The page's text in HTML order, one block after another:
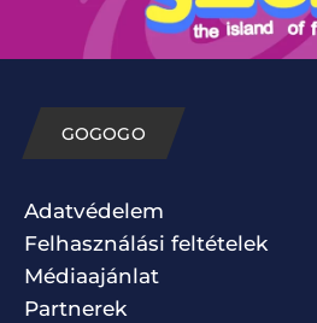
GOGOGO
Adatvédelem
Felhasználási feltételek
Médiaajánlat
Partnerek